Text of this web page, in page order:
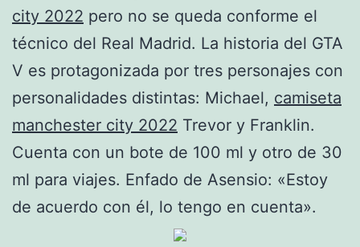
city 2022 pero no se queda conforme el
técnico del Real Madrid. La historia del GTA
V es protagonizada por tres personajes con
personalidades distintas: Michael, camiseta
manchester city 2022 Trevor y Franklin.
Cuenta con un bote de 100 ml y otro de 30
ml para viajes. Enfado de Asensio: «Estoy
de acuerdo con él, lo tengo en cuenta».